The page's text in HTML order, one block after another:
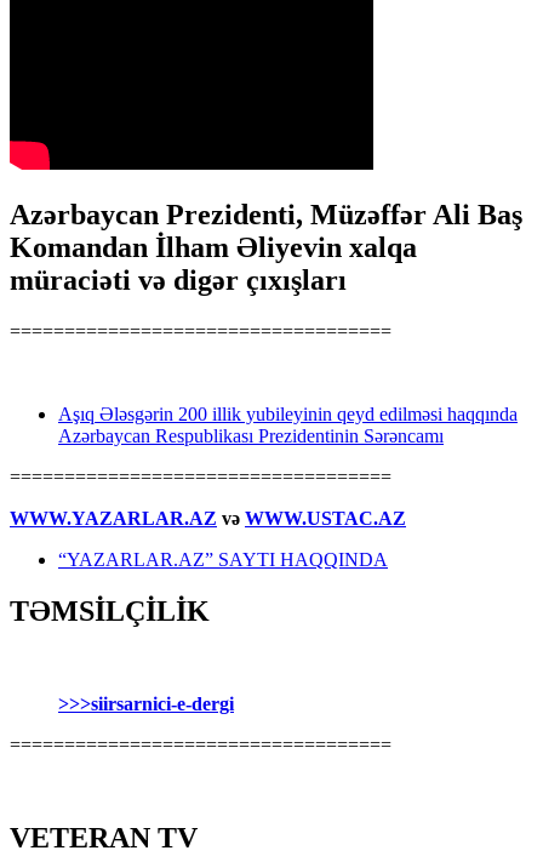
Azərbaycan Prezidenti, Müzəffər Ali Baş
Komandan İlham Əliyevin xalqa
müraciəti və digər çıxışları
===================================
Aşıq Ələsgərin 200 illik yubileyinin qeyd edilməsi haqqında
Azərbaycan Respublikası Prezidentinin Sərəncamı
===================================
WWW.YAZARLAR.AZ və WWW.USTAC.AZ
“YAZARLAR.AZ” SAYTI HAQQINDA
TƏMSİLÇİLİK
>>>siirsarnici-e-dergi
===================================
VETERAN TV